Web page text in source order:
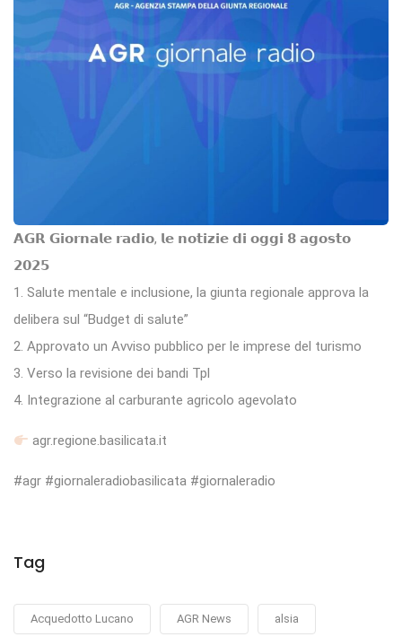
𝗔𝗚𝗥 𝗚𝗶𝗼𝗿𝗻𝗮𝗹𝗲 𝗿𝗮𝗱𝗶𝗼, 𝗹𝗲 𝗻𝗼𝘁𝗶𝘇𝗶𝗲 𝗱𝗶 𝗼𝗴𝗴𝗶 𝟴 𝗮𝗴𝗼𝘀𝘁𝗼
𝟮𝟬𝟮𝟱
1. Salute mentale e inclusione, la giunta regionale approva la
delibera sul “Budget di salute”
2. Approvato un Avviso pubblico per le imprese del turismo
3. Verso la revisione dei bandi Tpl
4. Integrazione al carburante agricolo agevolato
agr.regione.basilicata.it
#agr #giornaleradiobasilicata #giornaleradio
Tag
Acquedotto Lucano AGR News alsia